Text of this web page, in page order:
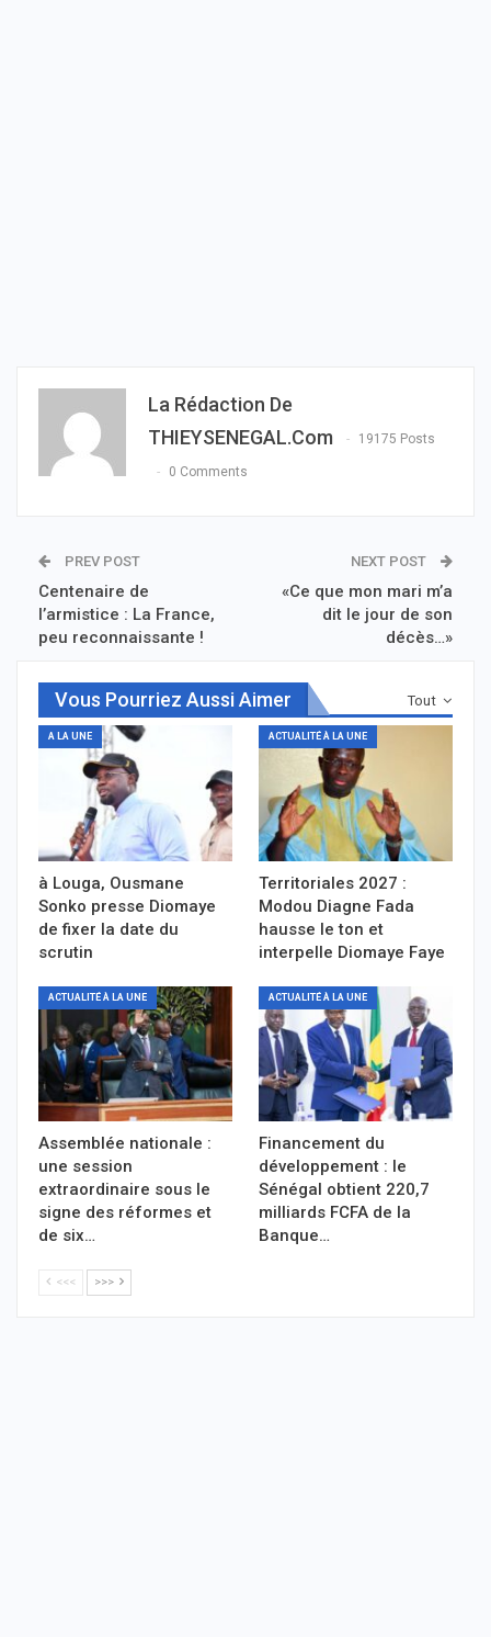
La Rédaction De
THIEYSENEGAL.com
19175 Posts
0 Comments
PREV POST
Centenaire de
l’armistice : La France,
peu reconnaissante !
NEXT POST
«Ce que mon mari m’a
dit le jour de son
décès…»
Tout
Vous Pourriez Aussi Aimer
A LA UNE
à Louga, Ousmane
Sonko presse Diomaye
de fixer la date du
scrutin
ACTUALITÉ À LA UNE
Territoriales 2027 :
Modou Diagne Fada
hausse le ton et
interpelle Diomaye Faye
ACTUALITÉ À LA UNE
Assemblée nationale :
une session
extraordinaire sous le
signe des réformes et
de six…
ACTUALITÉ À LA UNE
Financement du
développement : le
Sénégal obtient 220,7
milliards FCFA de la
Banque…
<<< >>>